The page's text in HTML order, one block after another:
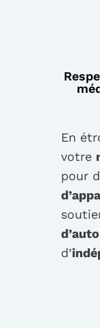
En
votre
pour
d’